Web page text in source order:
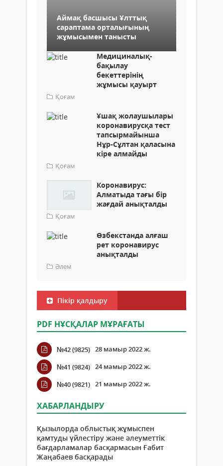
Аймақ басшысы Ұлттық
сараптама орталығының
жұмысымен танысты
Медициналық-
бақылау
бекеттерінің
жұмысы қауырт
Қоғам
Ұшақ жолаушылары
коронавирусқа тест
тапсырмайынша
Нұр-Сұлтан қаласына
кіре алмайды
Қоғам
Коронавирус:
Алматыда тағы бір
жағдай анықталды
Қоғам
Өзбекстанда алғаш
рет коронавирус
анықталды
Әлем
Пікір қалдыру
PDF НҰСҚАЛАР МҰРАҒАТЫ
№42 (9825) 28 мамыр 2022 ж.
№41 (9824) 24 мамыр 2022 ж.
№40 (9821) 21 мамыр 2022 ж.
ХАБАРЛАНДЫРУ
Қызылорда облыстық жұмыспен
қамтуды үйлестіру және әлеуметтік
бағдарламалар басқармасын Ғабит
Жаңабаев басқарады